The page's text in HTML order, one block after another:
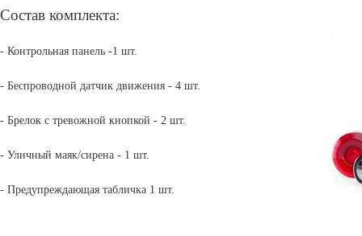
Состав комплекта:
- Контрольная панель -1 шт.
- Беспроводной датчик движения - 4 шт.
- Брелок с тревожной кнопкой - 2 шт.
- Уличный маяк/сирена - 1 шт.
- Предупреждающая табличка 1 шт.